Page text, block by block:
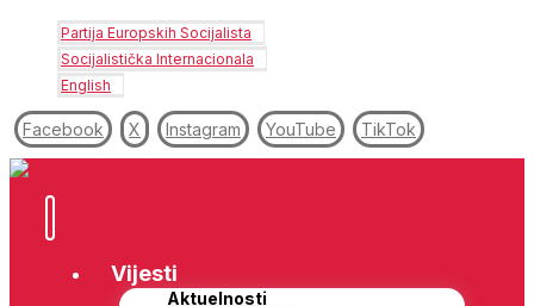
Partija Europskih Socijalista
Socijalistička Internacionala
English
Facebook X Instagram YouTube TikTok
Vijesti
Aktuelnosti